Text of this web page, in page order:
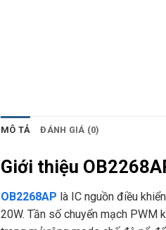
MÔ TẢ ĐÁNH GIÁ (0)
Giới thiệu
OB2268AP là IC nguồn điều
20W. Tần số chuyển mạch PWM